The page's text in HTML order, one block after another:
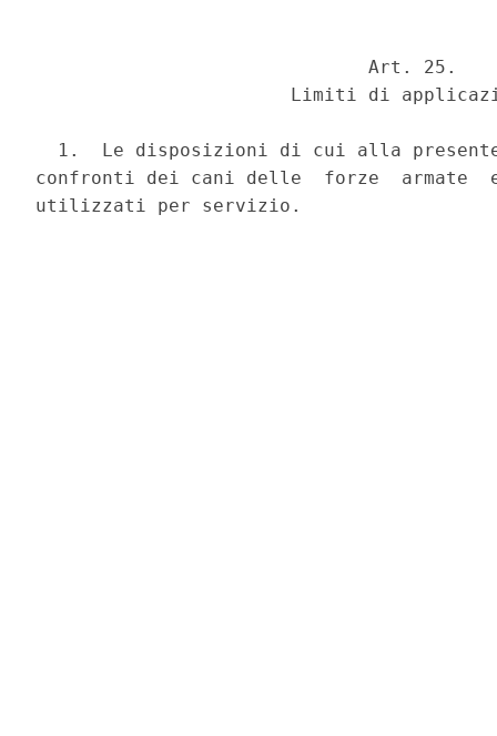
                              Art. 25.
Limiti di
1.  Le disposizioni di cui alla
confronti dei cani delle  forze